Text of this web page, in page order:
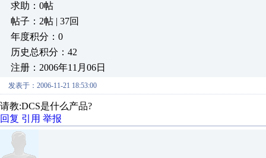
求助：0帖
帖子：2帖 | 37回
年度积分：0
历史总积分：42
注册：2006年11月06日
发表于：2006-11-21 18:53:00
请教:DCS是什么产品?
回复 引用 举报